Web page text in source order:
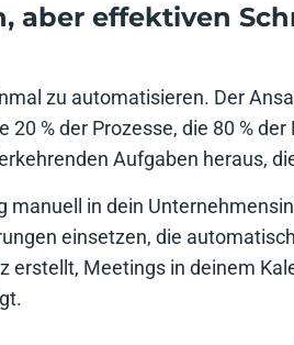
aber effektiven
zu automatisieren. Der
% der Prozesse, die 80 %
Aufgaben heraus,
manuell in dein
einsetzen, die
erstellt, Meetings in deinem